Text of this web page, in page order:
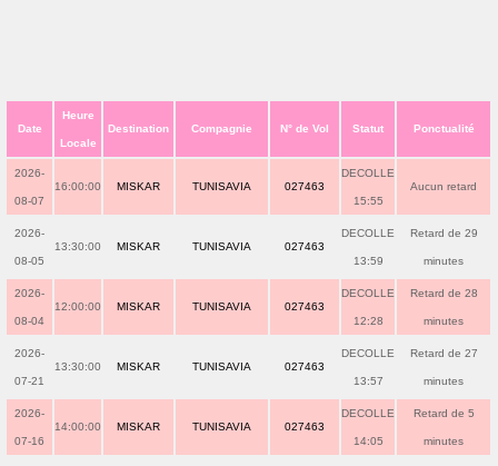
Date
Heure
Locale
Destination Compagnie N° de Vol Statut Ponctualité
2026-
08-07
16:00:00 MISKAR TUNISAVIA 027463
DECOLLE
15:55
Aucun retard
2026-
08-05
13:30:00 MISKAR TUNISAVIA 027463
DECOLLE
13:59
Retard de 29
minutes
2026-
08-04
12:00:00 MISKAR TUNISAVIA 027463
DECOLLE
12:28
Retard de 28
minutes
2026-
07-21
13:30:00 MISKAR TUNISAVIA 027463
DECOLLE
13:57
Retard de 27
minutes
2026-
07-16
14:00:00 MISKAR TUNISAVIA 027463
DECOLLE
14:05
Retard de 5
minutes